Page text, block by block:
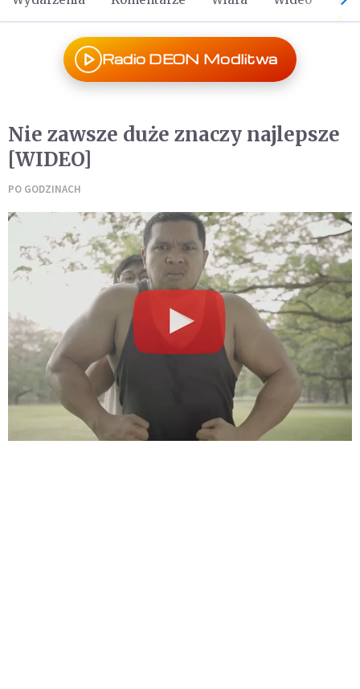
Radio DEON Modlitwa
Nie zawsze duże znaczy najlepsze
[WIDEO]
PO GODZINACH